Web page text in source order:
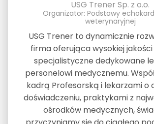
USG Trener Sp. z o.o.
Organizator: Podstawy
weterynaryjnej
USG Trener to dynamicznie
firma oferująca wysokiej
specjalistyczne dedykowane
personelowi medycznemu.
kadrą Profesorską i lekarzami o
doświadczeniu, praktykami z
ośrodków medycznych,